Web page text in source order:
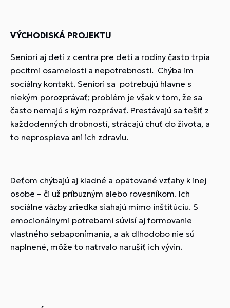
VÝCHODISKÁ PROJEKTU
Seniori aj deti z centra pre deti a rodiny často trpia
pocitmi osamelosti a nepotrebnosti. Chýba im
sociálny kontakt. Seniori sa potrebujú hlavne s
niekým porozprávať; problém je však v tom, že sa
často nemajú s kým rozprávať. Prestávajú sa tešiť z
každodenných drobností, strácajú chuť do života, a
to neprospieva ani ich zdraviu.
Deťom chýbajú aj kladné a opätované vzťahy k inej
osobe – či už príbuzným alebo rovesníkom. Ich
sociálne väzby zriedka siahajú mimo inštitúciu. S
emocionálnymi potrebami súvisí aj formovanie
vlastného sebaponímania, a ak dlhodobo nie sú
naplnené, môže to natrvalo narušiť ich vývin.